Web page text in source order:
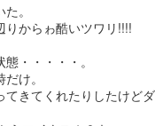
。
りからゎ酷いツワリ!!!!
・・・・・。
け。
きてくれたりしたけどダ